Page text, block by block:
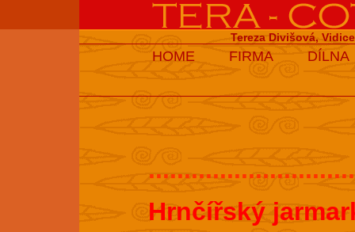
Tereza Divišová,
HOME FIRMA DÍLNA
Hrnčířský